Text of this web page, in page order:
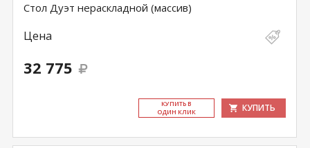
Стол Дуэт нераскладной (массив)
Цена
32 775
КУ­ПИТЬ В
ОДИН КЛИК
КУПИТЬ